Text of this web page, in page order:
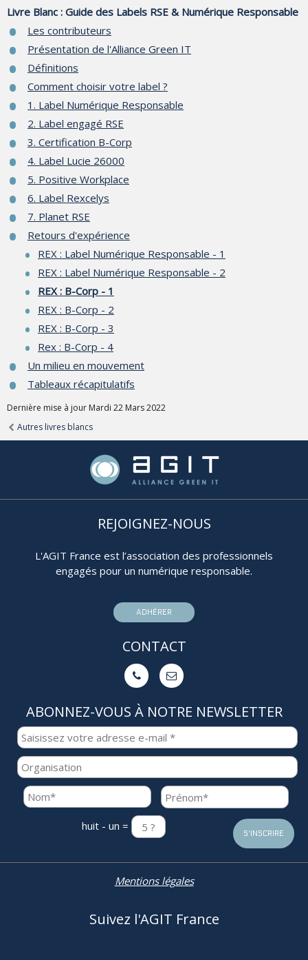
Livre Blanc : Guide des Labels RSE & Numérique Responsable
Les contributeurs
Présentation de l'Alliance Green IT
Définitions
Comment choisir votre label ?
1. Label Numérique Responsable
2. Label engagé RSE
3. Certification B-Corp
4. Label Lucie 26000
5. Positive Workplace
6. Label Rexcelys
7. Planet RSE
Retours d'expérience
REX : Label Numérique Responsable - 1
REX : Label Numérique Responsable - 2
REX : B-Corp - 1
REX : B-Corp - 2
REX : B-Corp - 3
Rex : B-Corp - 4
Un milieu en mouvement
Tableaux récapitulatifs
Dernière mise à jour Mardi 22 Mars 2022
Autres livres blancs
REJOIGNEZ-NOUS
L'AGIT France est l’association des professionnels
engagés pour un numérique responsable.
ADHÉRER
CONTACT
 
ABONNEZ-VOUS À NOTRE NEWSLETTER
huit - un =
Mentions légales
Suivez l'AGIT France